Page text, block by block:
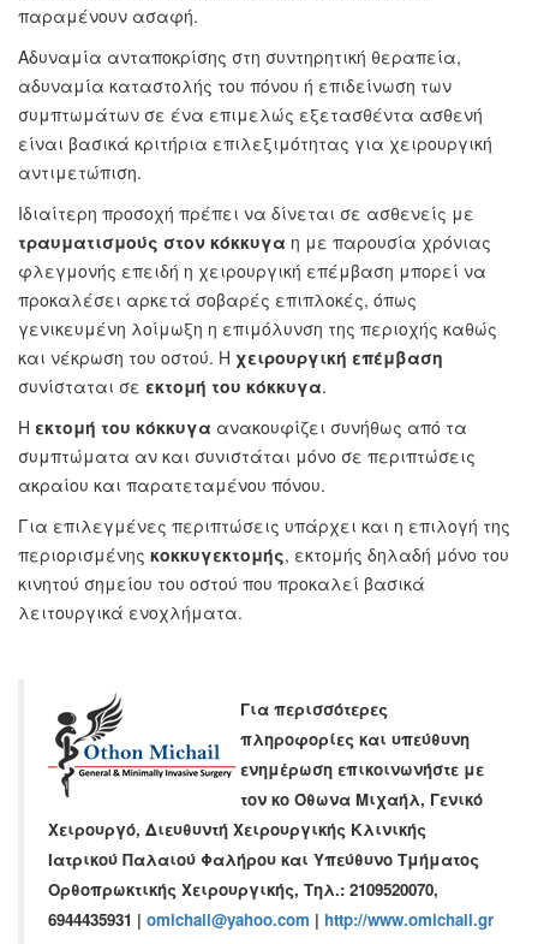
παραμένουν ασαφή.
Αδυναμία ανταποκρίσης στη συντηρητική θεραπεία,
αδυναμία καταστολής του πόνου ή επιδείνωση των
συμπτωμάτων σε ένα επιμελώς εξετασθέντα ασθενή
είναι βασικά κριτήρια επιλεξιμότητας για χειρουργική
αντιμετώπιση.
Ιδιαίτερη προσοχή πρέπει να δίνεται σε ασθενείς με
τραυματισμούς στον κόκκυγα η με παρουσία χρόνιας
φλεγμονής επειδή η χειρουργική επέμβαση μπορεί να
προκαλέσει αρκετά σοβαρές επιπλοκές, όπως
γενικευμένη λοίμωξη η επιμόλυνση της περιοχής καθώς
και νέκρωση του οστού. Η χειρουργική επέμβαση
συνίσταται σε εκτομή του κόκκυγα.
Η εκτομή του κόκκυγα ανακουφίζει συνήθως από τα
συμπτώματα αν και συνιστάται μόνο σε περιπτώσεις
ακραίου και παρατεταμένου πόνου.
Για επιλεγμένες περιπτώσεις υπάρχει και η επιλογή της
περιορισμένης κοκκυγεκτομής, εκτομής δηλαδή μόνο του
κινητού σημείου του οστού που προκαλεί βασικά
λειτουργικά ενοχλήματα.
Για περισσότερες
πληροφορίες και υπεύθυνη
ενημέρωση επικοινωνήστε με
τον κο Όθωνα Μιχαήλ, Γενικό
Χειρουργό, Διευθυντή Χειρουργικής Κλινικής
Ιατρικού Παλαιού Φαλήρου και Υπεύθυνο Τμήματος
Ορθοπρωκτικής Χειρουργικής, Τηλ.: 2109520070,
6944435931 | omichail@yahoo.com | http://www.omichail.gr